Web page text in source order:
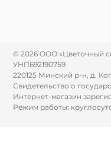
© 2026 ООО «Цветочный
УНП692190759
220125 Минский р-н, д.
Свидетельство о
Интернет-магазин
Режим работы: